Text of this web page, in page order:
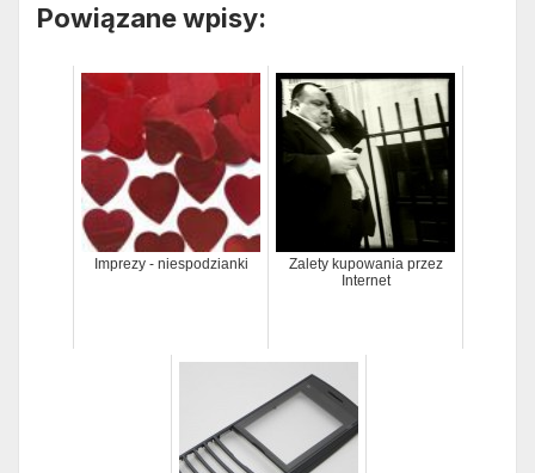
Powiązane wpisy:
Imprezy - niespodzianki
Zalety kupowania przez
Internet